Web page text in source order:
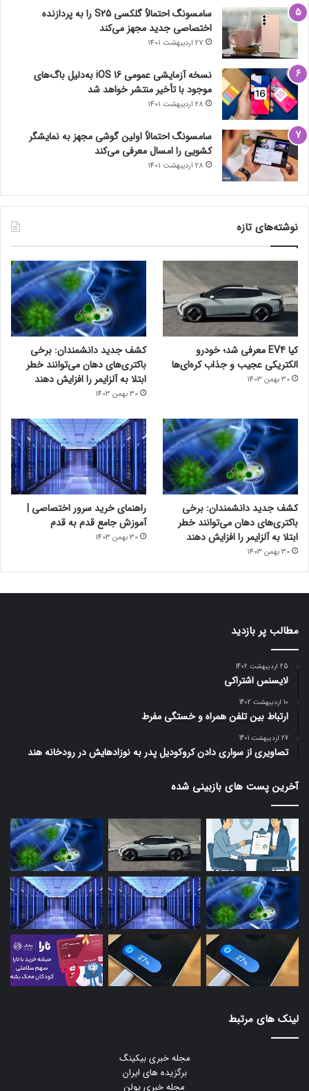
سامسونگ احتمالاً گلکسی S25 را به پردازنده
اختصاصی جدید مجهز می‌کند
27 اردیبهشت 1401
نسخه آزمایشی عمومی iOS 16 به‌دلیل باگ‌های
موجود با تأخیر منتشر خواهد شد
28 اردیبهشت 1401
سامسونگ احتمالاً اولین گوشی مجهز به نمایشگر
کشویی را امسال معرفی می‌کند
28 اردیبهشت 1401
نوشته‌های تازه
کیا EV4 معرفی شد؛ خودرو
الکتریکی عجیب و جذاب کره‌ای‌ها
30 بهمن 1403
کشف جدید دانشمندان: برخی
باکتری‌های دهان می‌توانند خطر
ابتلا به آلزایمر را افزایش دهند
30 بهمن 1403
کشف جدید دانشمندان: برخی
باکتری‌های دهان می‌توانند خطر
ابتلا به آلزایمر را افزایش دهند
30 بهمن 1403
راهنمای خرید سرور اختصاصی |
آموزش جامع قدم به قدم
30 بهمن 1403
مطالب پر بازدید
25 اردیبهشت 1402
لایسنس اشتراکی
10 اردیبهشت 1402
ارتباط بین تلفن همراه و خستگی مفرط
27 اردیبهشت 1401
تصاویری از سواری دادن کروکودیل پدر به نوزادهایش در رودخانه هند
آخرین پست های بازبینی شده
لینک های مرتبط
مجله خبری بیکینگ
برگزیده های ایران
مجله خبری یولن